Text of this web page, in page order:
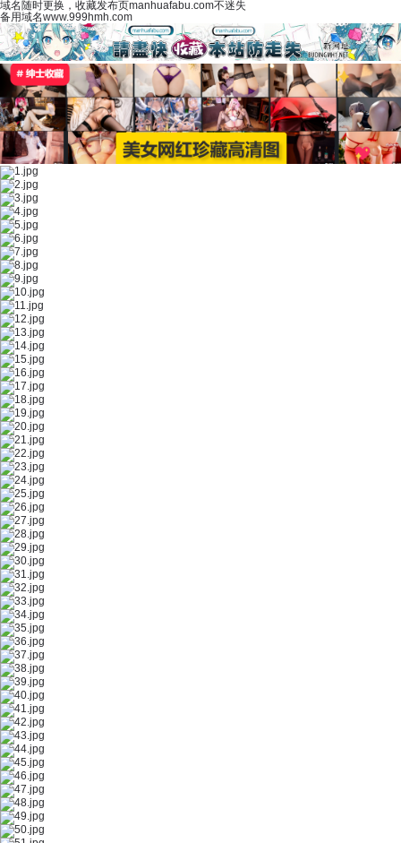
域名随时更换，收藏发布页manhuafabu.com不迷失
备用域名www.999hmh.com